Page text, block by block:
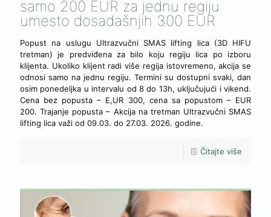
samo 200 EUR za jednu regiju
umesto dosadašnjih 300 EUR
Popust na uslugu Ultrazvučni SMAS lifting lica (3D HIFU
tretman) je predviđena za bilo koju regiju lica po izboru
klijenta. Ukoliko klijent radi više regija istovremeno, akcija se
odnosi samo na jednu regiju. Termini su dostupni svaki, dan
osim ponedeljka u intervalu od 8 do 13h, uključujući i vikend.
Cena bez popusta – E,UR 300, cena sa popustom – EUR
200. Trajanje popusta – Akcija na tretman Ultrazvučni SMAS
lifting lica važi od 09.03. do 27.03. 2026. godine.
Čitajte više